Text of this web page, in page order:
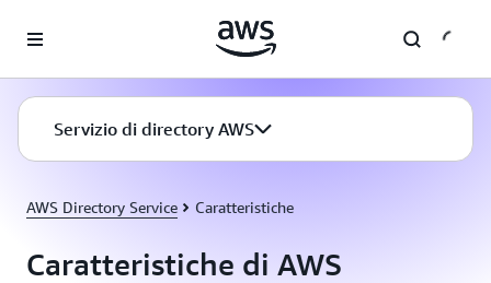
Servizio di directory AWS
AWS Directory Service Caratteristiche
Caratteristiche di AWS